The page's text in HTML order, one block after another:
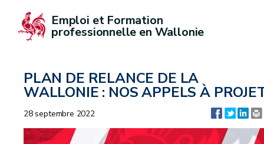
Emploi et Formation
professionnelle en Wallonie
PLAN DE RELANCE DE LA
WALLONIE : NOS APPELS À
28 septembre 2022